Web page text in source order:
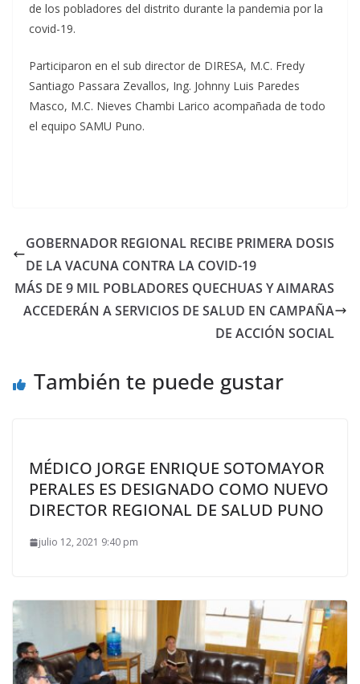
de los pobladores del distrito durante la pandemia por la
covid-19.
Participaron en el sub director de DIRESA, M.C. Fredy
Santiago Passara Zevallos, Ing. Johnny Luis Paredes
Masco, M.C. Nieves Chambi Larico acompañada de todo
el equipo SAMU Puno.
GOBERNADOR REGIONAL RECIBE PRIMERA DOSIS
DE LA VACUNA CONTRA LA COVID-19
MÁS DE 9 MIL POBLADORES QUECHUAS Y AIMARAS
ACCEDERÁN A SERVICIOS DE SALUD EN CAMPAÑA
DE ACCIÓN SOCIAL
También te puede gustar
MÉDICO JORGE ENRIQUE SOTOMAYOR
PERALES ES DESIGNADO COMO NUEVO
DIRECTOR REGIONAL DE SALUD PUNO
julio 12, 2021 9:40 pm